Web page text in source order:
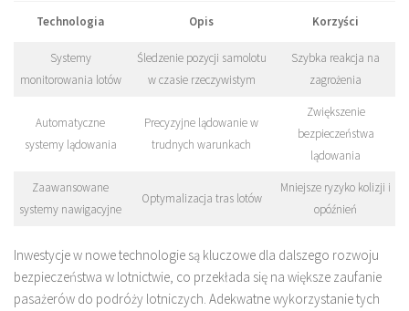
Technologia Opis Korzyści
Systemy
monitorowania lotów
Śledzenie pozycji samolotu
w czasie rzeczywistym
Szybka reakcja na
zagrożenia
Automatyczne
systemy lądowania
Precyzyjne lądowanie w
trudnych warunkach
Zwiększenie
bezpieczeństwa
lądowania
Zaawansowane
systemy nawigacyjne
Optymalizacja tras lotów
Mniejsze ryzyko kolizji i
opóźnień
Inwestycje w nowe technologie są kluczowe dla dalszego rozwoju
bezpieczeństwa w lotnictwie, co przekłada się na większe zaufanie
pasażerów do podróży lotniczych. Adekwatne wykorzystanie tych